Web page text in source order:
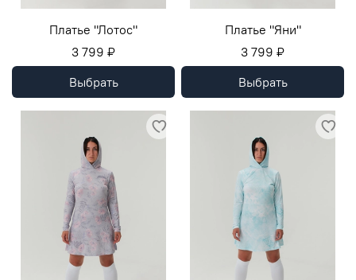
Платье "Лотос"
3 799 ₽
Выбрать
Платье "Яни"
3 799 ₽
Выбрать